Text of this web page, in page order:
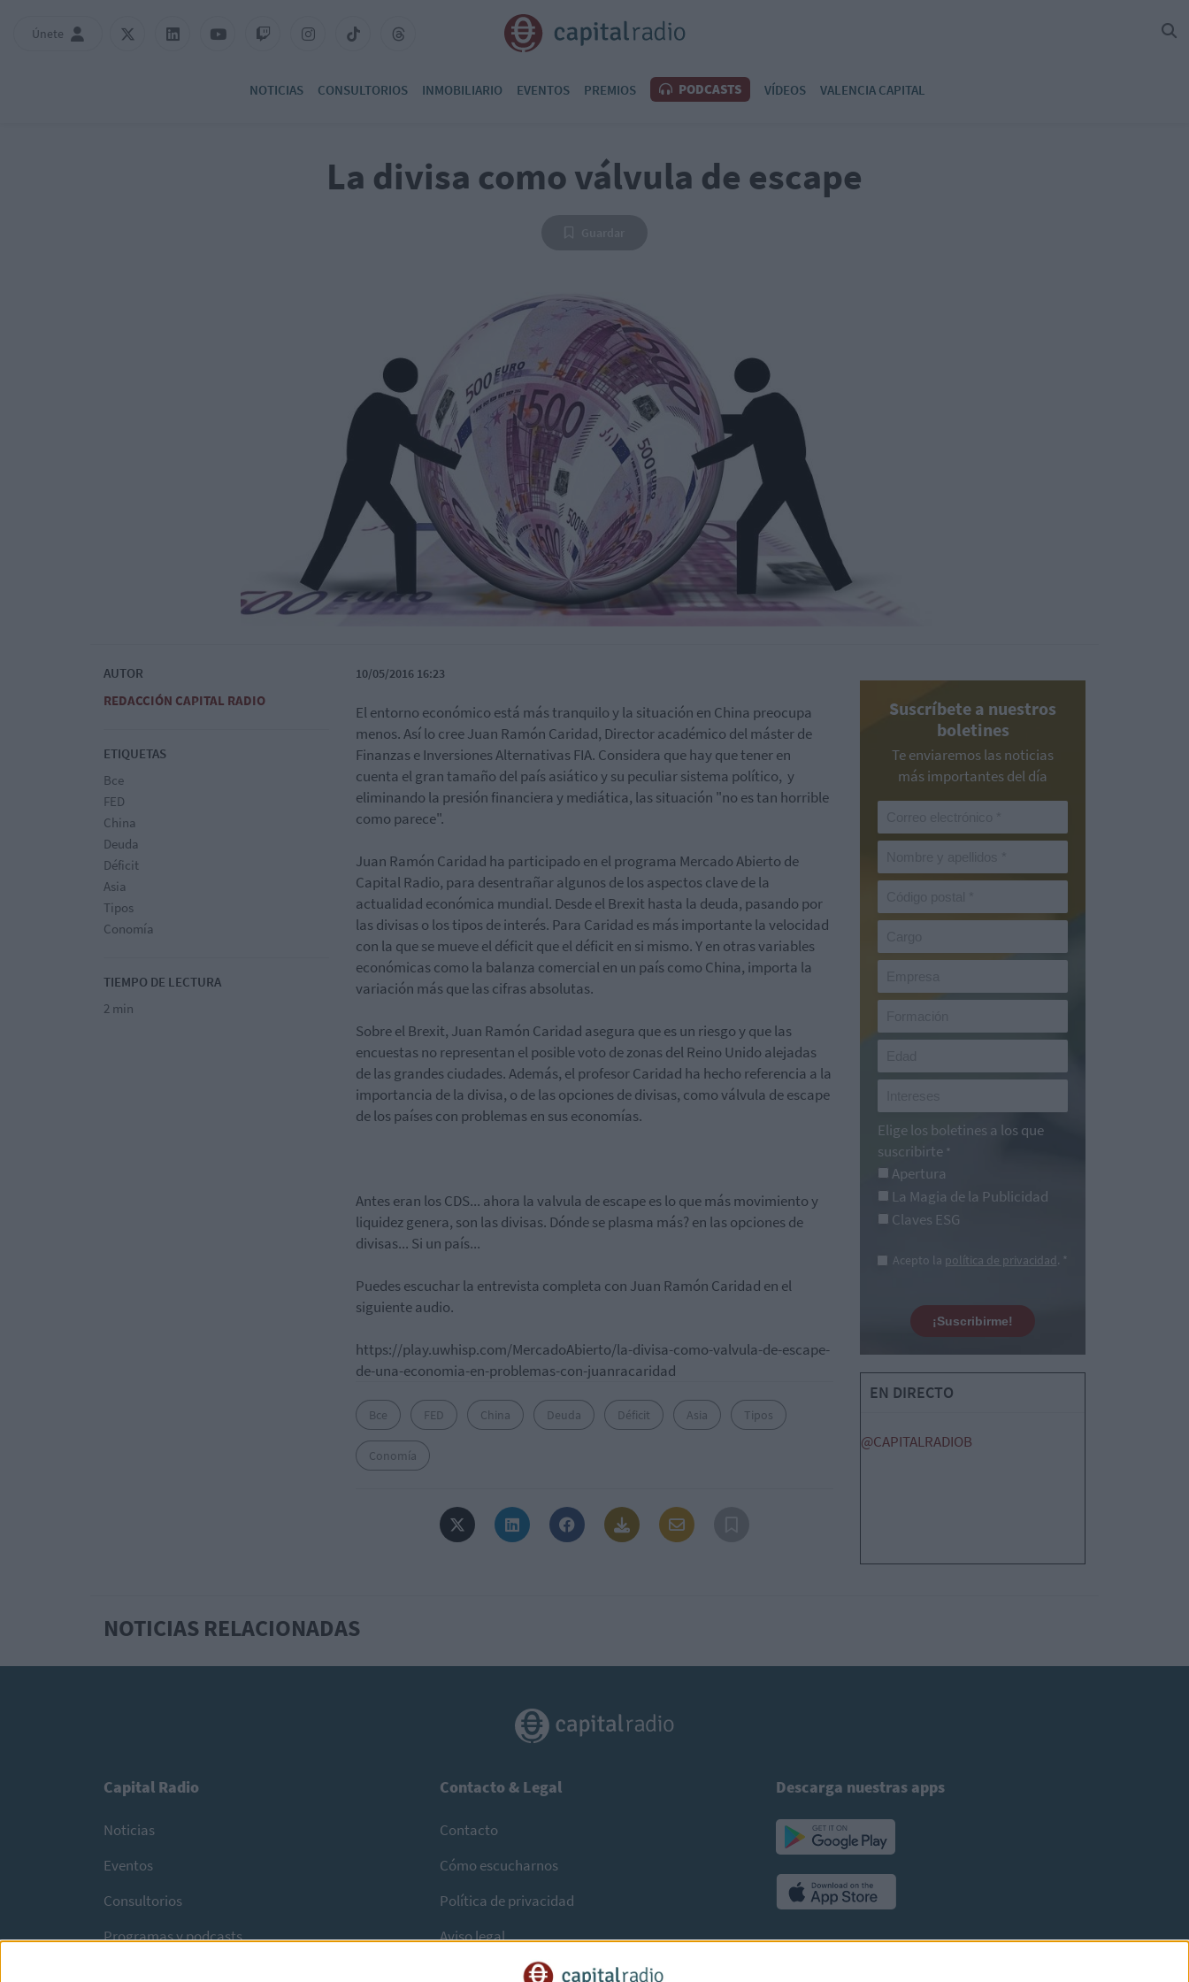
Únete
NOTICIAS CONSULTORIOS INMOBILIARIO EVENTOS PREMIOS PODCASTS VÍDEOS VALENCIA CAPITAL
La divisa como válvula de escape
AUTOR
REDACCIÓN CAPITAL RADIO
ETIQUETAS
Bce
FED
China
Deuda
Déficit
Asia
Tipos
Conomía
TIEMPO DE LECTURA
2 min
10/05/2016 16:23
El entorno económico está más tranquilo y la situación en China preocupa
menos. Así lo cree Juan Ramón Caridad, Director académico del máster de
Finanzas e Inversiones Alternativas FIA. Considera que hay que tener en
cuenta el gran tamaño del país asiático y su peculiar sistema político, y
eliminando la presión financiera y mediática, las situación "no es tan horrible
como parece".
Juan Ramón Caridad ha participado en el programa Mercado Abierto de
Capital Radio, para desentrañar algunos de los aspectos clave de la
actualidad económica mundial. Desde el Brexit hasta la deuda, pasando por
las divisas o los tipos de interés. Para Caridad es más importante la velocidad
con la que se mueve el déficit que el déficit en si mismo. Y en otras variables
económicas como la balanza comercial en un país como China, importa la
variación más que las cifras absolutas.
Sobre el Brexit, Juan Ramón Caridad asegura que es un riesgo y que las
encuestas no representan el posible voto de zonas del Reino Unido alejadas
de las grandes ciudades. Además, el profesor Caridad ha hecho referencia a la
importancia de la divisa, o de las opciones de divisas, como válvula de escape
de los países con problemas en sus economías.
Antes eran los CDS... ahora la valvula de escape es lo que más movimiento y
liquidez genera, son las divisas. Dónde se plasma más? en las opciones de
divisas... Si un país...
Puedes escuchar la entrevista completa con Juan Ramón Caridad en el
siguiente audio.
https://play.uwhisp.com/MercadoAbierto/la-divisa-como-valvula-de-escape-
de-una-economia-en-problemas-con-juanracaridad
Bce FED China Deuda Déficit Asia Tipos
Conomía
Suscríbete a nuestros
boletines
Te enviaremos las noticias
más importantes del día
Elige los boletines a los que
suscribirte *
Apertura
La Magia de la Publicidad
Claves ESG
Acepto la política de privacidad. *
¡Suscribirme!
EN DIRECTO
@CAPITALRADIOB
NOTICIAS RELACIONADAS
Capital Radio
Noticias
Eventos
Consultorios
Programas y podcasts
Contacto & Legal
Contacto
Cómo escucharnos
Política de privacidad
Aviso legal
Descarga nuestras apps